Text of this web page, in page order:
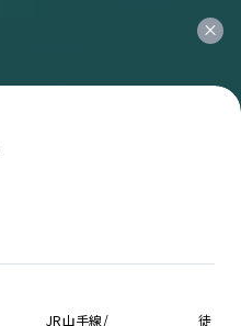
JR山手線/
徒